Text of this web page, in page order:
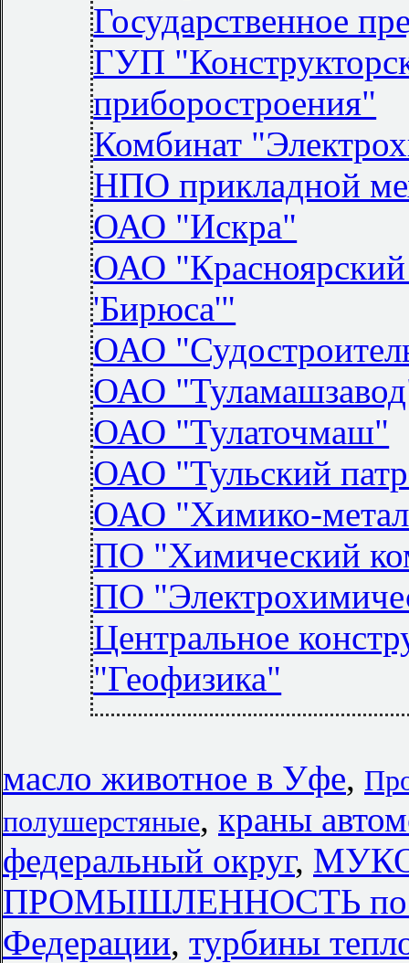
Государственное
ГУП
приборостроения"
Комбинат
НПО прикладной
ОАО "Искра"
ОАО "Красноярский
'Бирюса'"
ОАО
ОАО
ОАО "Тулаточмаш"
ОАО "Тульский
ОАО "Химико-
ПО "Химический
ПО
Центральное
"Геофизика"
масло животное в Уфе,
полушерстяные, краны
федеральный округ,
ПРОМЫШЛЕННОСТЬ по
Федерации, турбины